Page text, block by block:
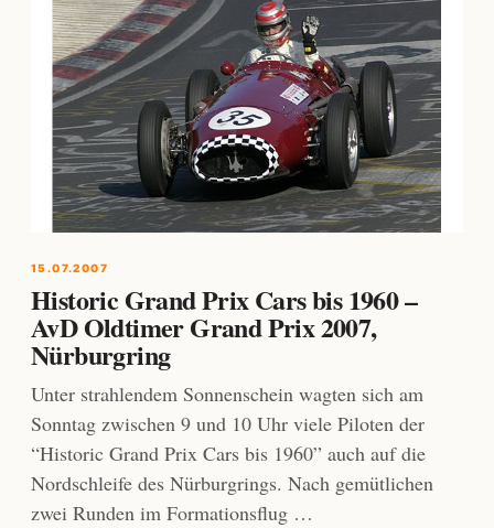
15.07.2007
Historic Grand Prix Cars bis 1960 –
AvD Oldtimer Grand Prix 2007,
Nürburgring
Unter strahlendem Sonnenschein wagten sich am
Sonntag zwischen 9 und 10 Uhr viele Piloten der
“Historic Grand Prix Cars bis 1960” auch auf die
Nordschleife des Nürburgrings. Nach gemütlichen
zwei Runden im Formationsflug …